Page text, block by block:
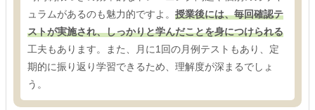
ュラムがあるのも魅力的ですよ。 授業後には、毎回確認テ
ストが実施され、しっかりと学んだことを身につけられる
工夫もあります。また、月に1回の月例テストもあり、定
期的に振り返り学習できるため、理解度が深まるでしょ
う。